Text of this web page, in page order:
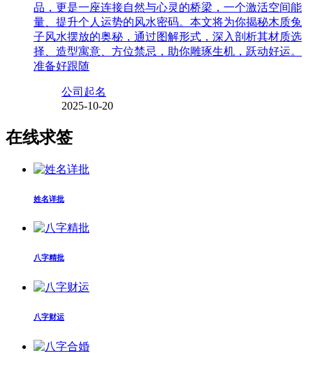
品，更是一座连接自然与心灵的桥梁，一个激活空间能
量、提升个人运势的风水密码。本文将为你揭秘木质兔
子风水摆放的奥秘，通过图解形式，深入剖析其材质选
择、造型寓意、方位禁忌，助你雕琢生机，跃动好运。
准备好跟随
公司起名
2025-10-20
在线求签
姓名详批
八字精批
八字财运